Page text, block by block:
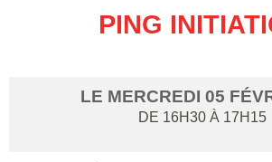
PING
LE MERCREDI 05
DE 16H30 À 17H15